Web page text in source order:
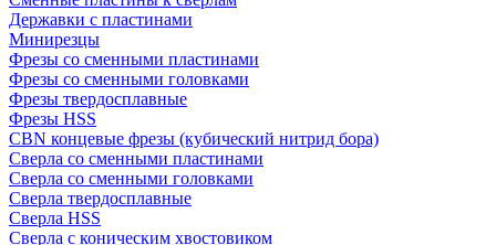
Державки с пластинами
Минирезцы
Фрезы со сменными пластинами
Фрезы со сменными головками
Фрезы твердосплавные
Фрезы HSS
CBN концевые фрезы (кубический нитрид бора)
Сверла со сменными пластинами
Сверла со сменными головками
Сверла твердосплавные
Сверла HSS
Сверла с коническим хвостовиком